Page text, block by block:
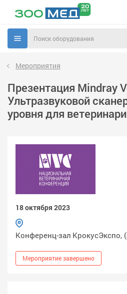
Мероприятия
Презентация Mindray
Ультразвуковой
уровня для
18 октября 2023
Конференц-зал КрокусЭкспо,
Мероприятие завершено